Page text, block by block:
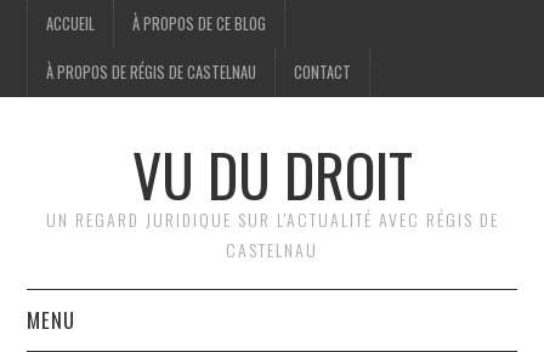
ACCUEIL À PROPOS DE CE BLOG
À PROPOS DE RÉGIS DE CASTELNAU CONTACT
VU DU DROIT
UN REGARD JURIDIQUE SUR L'ACTUALITÉ AVEC RÉGIS DE
CASTELNAU
MENU